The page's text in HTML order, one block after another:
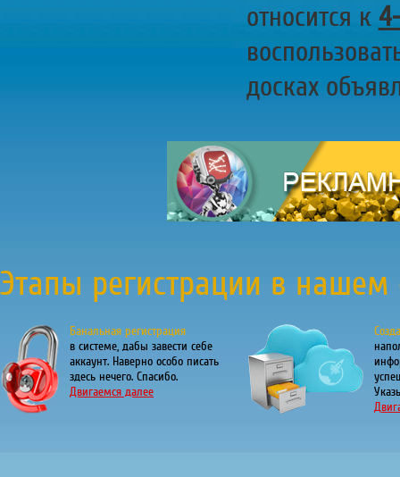
относится к
досках
Этапы регистрации в нашем
Банальная регистрация
в системе, дабы завести себе
аккаунт. Наверно особо писать
здесь нечего. Спасибо.
Двигаемся далее